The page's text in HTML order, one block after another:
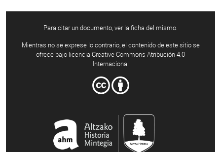
Para citar un documento, ver la ficha del mismo.
Mientras no se exprese lo contrario, el contenido de este sitio se
ofrece bajo licencia Creative Commons Atribución 4.0
Internacional